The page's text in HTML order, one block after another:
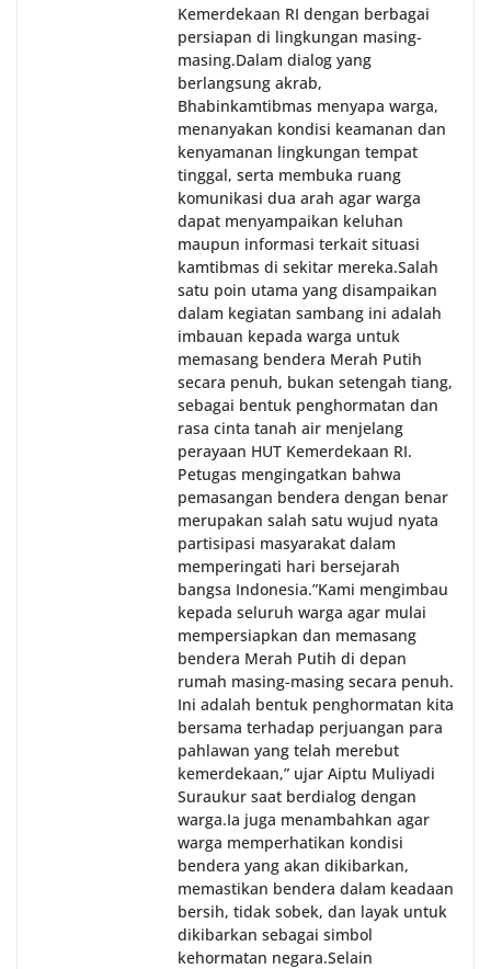
Kemerdekaan RI dengan berbagai
persiapan di lingkungan masing-
masing.‎Dalam dialog yang
berlangsung akrab,
Bhabinkamtibmas menyapa warga,
menanyakan kondisi keamanan dan
kenyamanan lingkungan tempat
tinggal, serta membuka ruang
komunikasi dua arah agar warga
dapat menyampaikan keluhan
maupun informasi terkait situasi
kamtibmas di sekitar mereka.‎‎‎Salah
satu poin utama yang disampaikan
dalam kegiatan sambang ini adalah
imbauan kepada warga untuk
memasang bendera Merah Putih
secara penuh, bukan setengah tiang,
sebagai bentuk penghormatan dan
rasa cinta tanah air menjelang
perayaan HUT Kemerdekaan RI.
Petugas mengingatkan bahwa
pemasangan bendera dengan benar
merupakan salah satu wujud nyata
partisipasi masyarakat dalam
memperingati hari bersejarah
bangsa Indonesia.‎‎”Kami mengimbau
kepada seluruh warga agar mulai
mempersiapkan dan memasang
bendera Merah Putih di depan
rumah masing-masing secara penuh.
Ini adalah bentuk penghormatan kita
bersama terhadap perjuangan para
pahlawan yang telah merebut
kemerdekaan,” ujar Aiptu Muliyadi
Suraukur saat berdialog dengan
warga.‎‎Ia juga menambahkan agar
warga memperhatikan kondisi
bendera yang akan dikibarkan,
memastikan bendera dalam keadaan
bersih, tidak sobek, dan layak untuk
dikibarkan sebagai simbol
kehormatan negara.‎‎‎Selain